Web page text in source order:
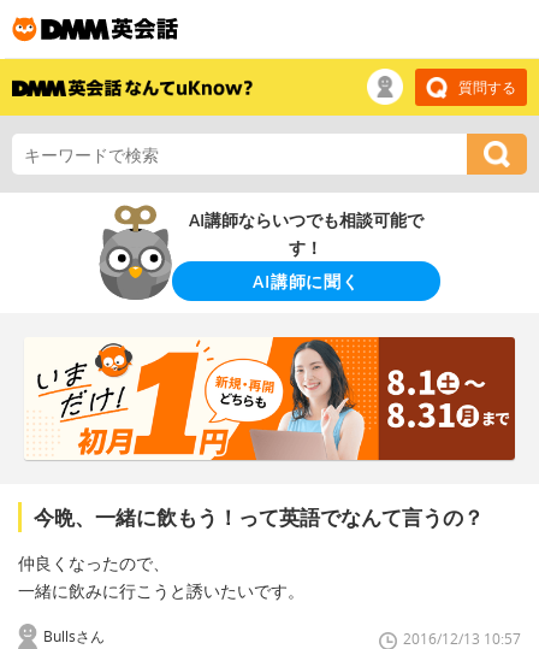
質問する
AI講師ならいつでも相談可能で
す！
AI講師に聞く
今晩、一緒に飲もう！って英語でなんて言うの？
仲良くなったので、
一緒に飲みに行こうと誘いたいです。
Bullsさん 2016/12/13 10:57